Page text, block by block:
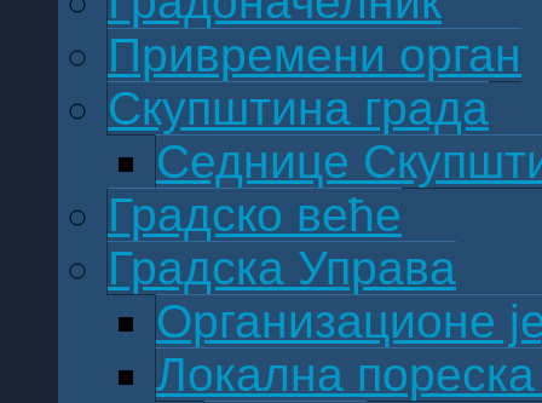
Привремени орган
Скупштина града
Седнице
Градско веће
Градска Управа
Организационе
Локална